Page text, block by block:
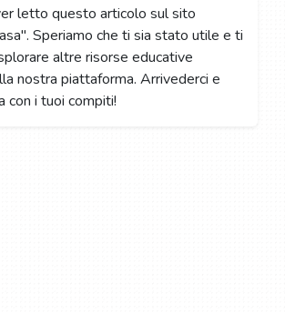
letto questo articolo sul sito
Speriamo che ti sia stato utile e ti
altre risorse educative
nostra piattaforma. Arrivederci e
con i tuoi compiti!